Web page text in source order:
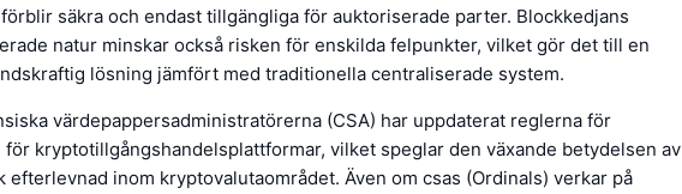
säkra och endast tillgängliga för auktoriserade parter. Blockkedjans
natur minskar också risken för enskilda felpunkter, vilket gör det till en
lösning jämfört med traditionella centraliserade system.
värdepappersadministratörerna (CSA) har uppdaterat reglerna för
för kryptotillgångshandelsplattformar, vilket speglar den växande betydelsen av
efterlevnad inom kryptovalutaområdet. Även om csas (Ordinals) verkar på